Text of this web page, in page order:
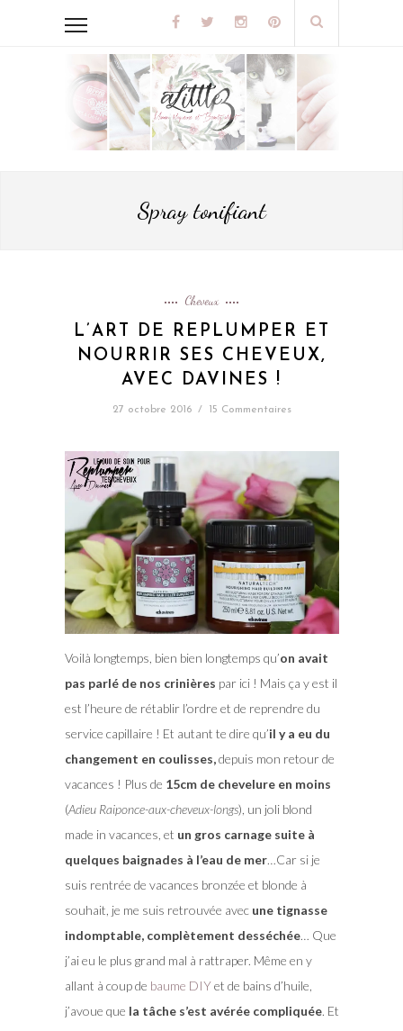
Spray tonifiant
Cheveux
L’ART DE REPLUMPER ET
NOURRIR SES CHEVEUX,
AVEC DAVINES !
27 octobre 2016 / 15 Commentaires
Voilà longtemps, bien bien longtemps qu’on avait
pas parlé de nos crinières par ici ! Mais ça y est il
est l’heure de rétablir l’ordre et de reprendre du
service capillaire ! Et autant te dire qu’il y a eu du
changement en coulisses,depuis mon retour de
vacances ! Plus de 15cm de chevelure en moins
(Adieu Raiponce-aux-cheveux-longs), un joli blond
made in vacances, et un gros carnage suite à
quelques baignades à l’eau de mer…Car si je
suis rentrée de vacances bronzée et blonde à
souhait, je me suis retrouvée avec une tignasse
indomptable, complètement desséchée… Que
j’ai eu le plus grand mal à rattraper. Même en y
allant à coup de baume DIYet de bains d’huile,
j’avoue que la tâche s’est avérée compliquée. Et